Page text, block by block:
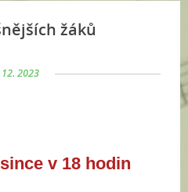
žáků
12. 2023
v 18 hodin